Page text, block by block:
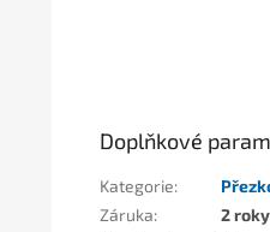
Doplňkové
Kategorie:
Záruka:
2 roky